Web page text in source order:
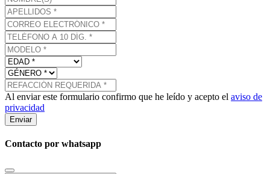
Al enviar este formulario confirmo que he leído y acepto el aviso de
privacidad
Enviar
Contacto por whatsapp